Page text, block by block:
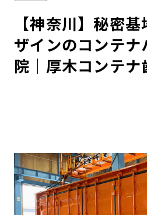
【神奈川】秘密
ザインのコンテ
院｜厚木コンテナ